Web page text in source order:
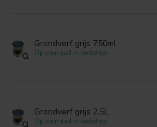
Grondverf grijs 750ml
Op voorraad in webshop
Grondverf grijs 2.5L
Op voorraad in webshop